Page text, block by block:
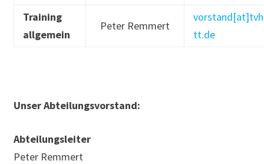
Training
allgemein
Peter Remmert
tt.de
Unser Abteilungsvorstand:
Abteilungsleiter
Peter Remmert